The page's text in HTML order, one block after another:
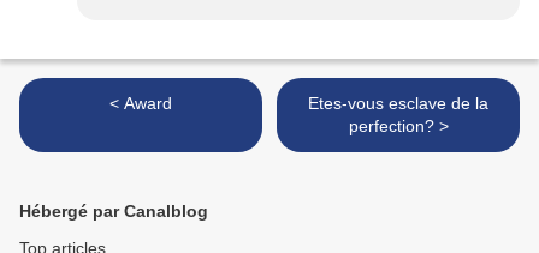
< Award
Etes-vous esclave de la
perfection? >
Hébergé par Canalblog
Top articles